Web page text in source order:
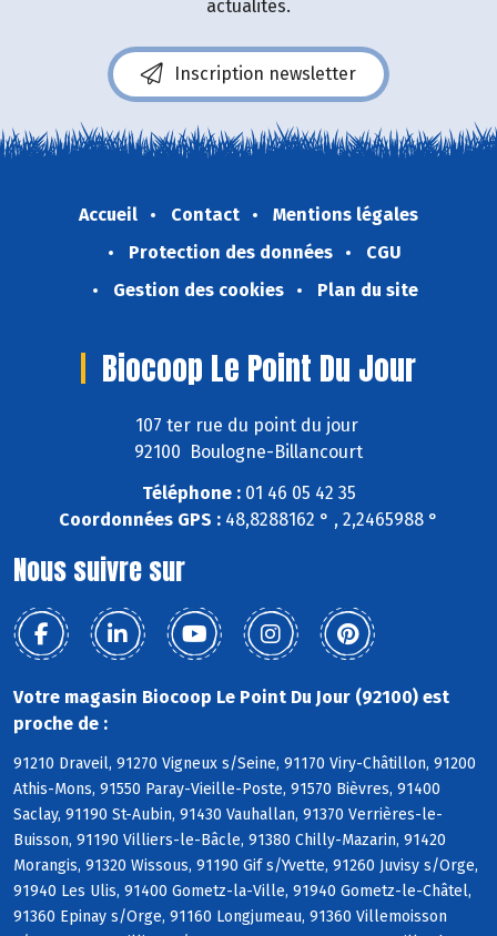
actualités.
Inscription newsletter
Accueil Contact
Mentions légales
Protection des données
CGU
Gestion des cookies
Plan du site
Biocoop Le Point Du Jour
107 ter rue du point du jour
92100 Boulogne-Billancourt
Téléphone :01 46 05 42 35
Coordonnées GPS : 48,8288162 ° , 2,2465988 °
Nous suivre sur
Votre magasin Biocoop Le Point Du Jour (92100) est
proche de :
91210 Draveil, 91270 Vigneux s/Seine, 91170 Viry-Châtillon, 91200
Athis-Mons, 91550 Paray-Vieille-Poste, 91570 Bièvres, 91400
Saclay, 91190 St-Aubin, 91430 Vauhallan, 91370 Verrières-le-
Buisson, 91190 Villiers-le-Bâcle, 91380 Chilly-Mazarin, 91420
Morangis, 91320 Wissous, 91190 Gif s/Yvette, 91260 Juvisy s/Orge,
91940 Les Ulis, 91400 Gometz-la-Ville, 91940 Gometz-le-Châtel,
91360 Epinay s/Orge, 91160 Longjumeau, 91360 Villemoisson